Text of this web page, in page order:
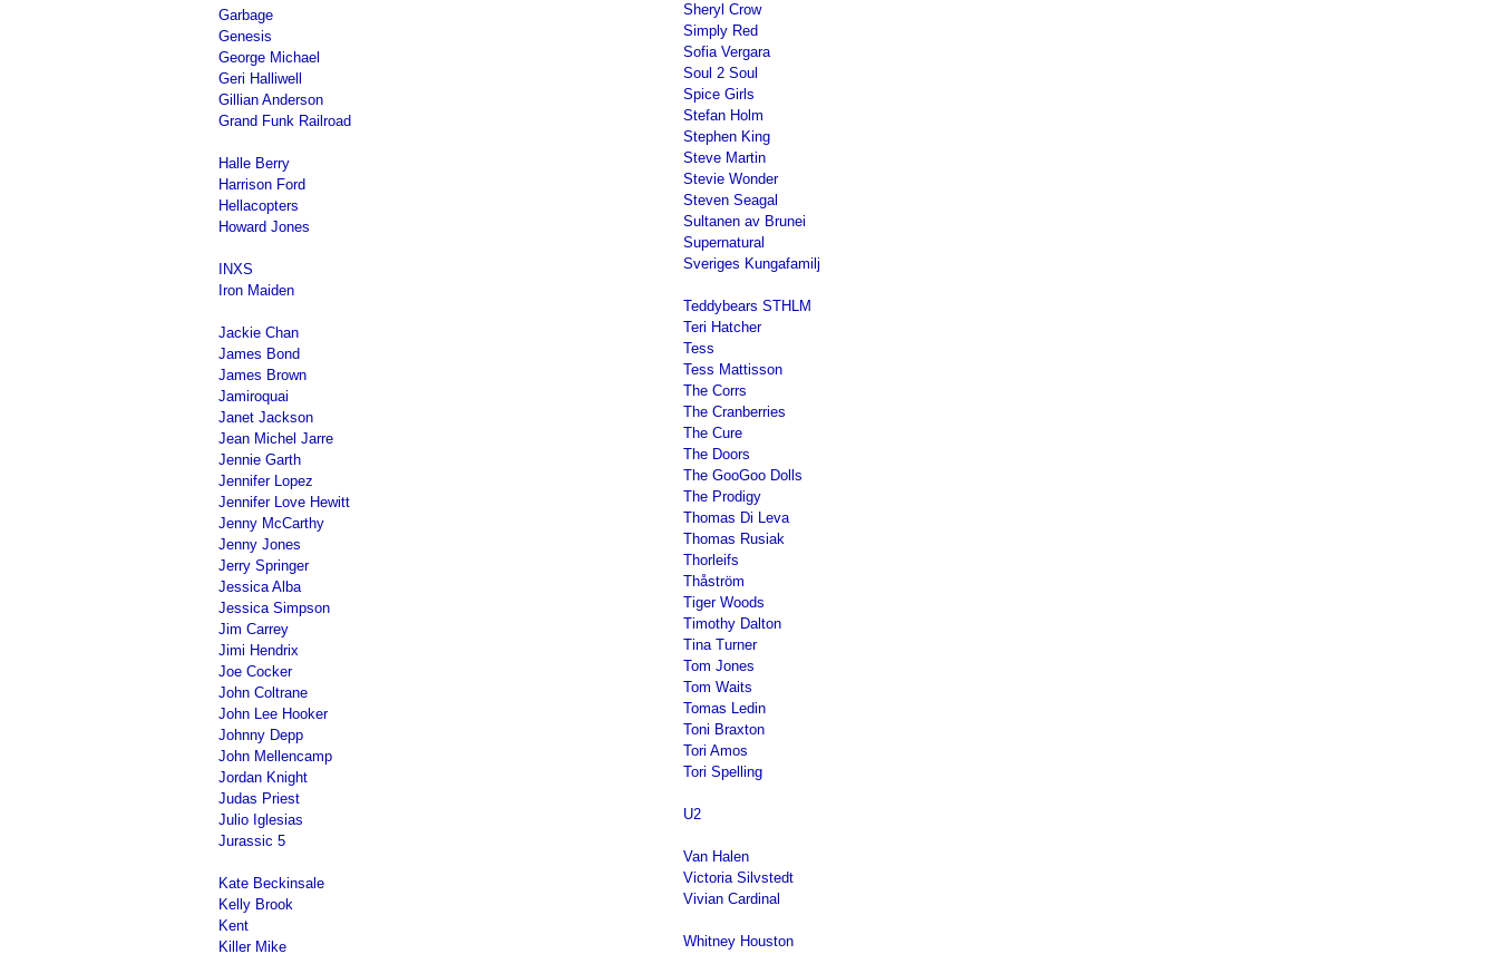
Garbage
Genesis
George Michael
Geri Halliwell
Gillian Anderson
Grand Funk Railroad
Halle Berry
Harrison Ford
Hellacopters
Howard Jones
INXS
Iron Maiden
Jackie Chan
James Bond
James Brown
Jamiroquai
Janet Jackson
Jean Michel Jarre
Jennie Garth
Jennifer Lopez
Jennifer Love Hewitt
Jenny McCarthy
Jenny Jones
Jerry Springer
Jessica Alba
Jessica Simpson
Jim Carrey
Jimi Hendrix
Joe Cocker
John Coltrane
John Lee Hooker
Johnny Depp
John Mellencamp
Jordan Knight
Judas Priest
Julio Iglesias
Jurassic 5
Kate Beckinsale
Kelly Brook
Kent
Killer Mike
Sheryl Crow
Simply Red
Sofia Vergara
Soul 2 Soul
Spice Girls
Stefan Holm
Stephen King
Steve Martin
Stevie Wonder
Steven Seagal
Sultanen av Brunei
Supernatural
Sveriges Kungafamilj
Teddybears STHLM
Teri Hatcher
Tess
Tess Mattisson
The Corrs
The Cranberries
The Cure
The Doors
The GooGoo Dolls
The Prodigy
Thomas Di Leva
Thomas Rusiak
Thorleifs
Thåström
Tiger Woods
Timothy Dalton
Tina Turner
Tom Jones
Tom Waits
Tomas Ledin
Toni Braxton
Tori Amos
Tori Spelling
U2
Van Halen
Victoria Silvstedt
Vivian Cardinal
Whitney Houston